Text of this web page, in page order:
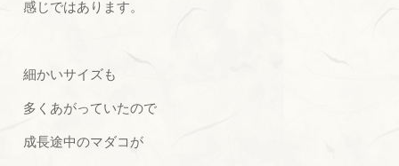
感じではあります。
細かいサイズも
多くあがっていたので
成長途中のマダコが